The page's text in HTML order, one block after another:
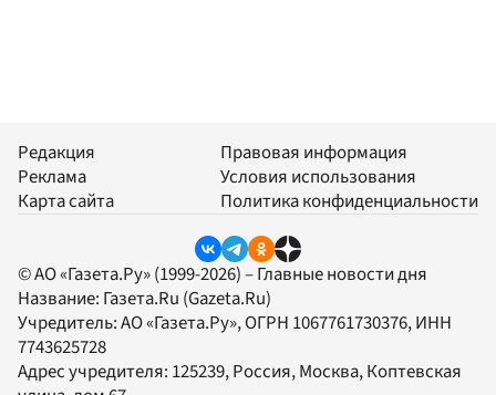
Редакция
Реклама
Карта сайта
Правовая информация
Условия использования
Политика конфиденциальности
© АО «Газета.Ру» (1999-2026) – Главные новости дня
Название: Газета.Ru (Gazeta.Ru)
Учредитель:АО «Газета.Ру», ОГРН 1067761730376, ИНН
7743625728
Адрес учредителя: 125239, Россия, Москва, Коптевская